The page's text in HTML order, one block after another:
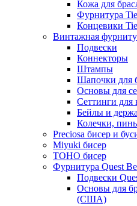
Кожа для
Фурнитура
Концевики
Винтажная
Подвески
Коннекторы
Штампы
Шапочки для
Основы для
Сеттинги для
Бейлы и
Колечки,
Preciosa бисер и
Miyuki бисер
TOHO бисер
Фурнитура Quest
Подвески
Основы для
(США)